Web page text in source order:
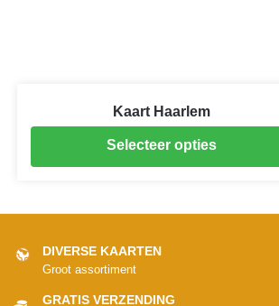
Kaart Haarlem
Selecteer opties
DIVERSE KAARTEN
Groot assortiment
GRATIS VERZENDING